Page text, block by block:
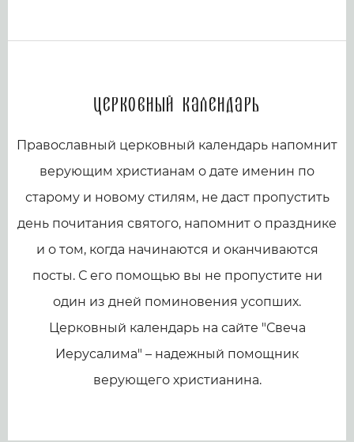
Церковный календарь
Православный церковный календарь напомнит
верующим христианам о дате именин по
старому и новому стилям, не даст пропустить
день почитания святого, напомнит о празднике
и о том, когда начинаются и оканчиваются
посты. С его помощью вы не пропустите ни
один из дней поминовения усопших.
Церковный календарь на сайте "Свеча
Иерусалима" – надежный помощник
верующего христианина.